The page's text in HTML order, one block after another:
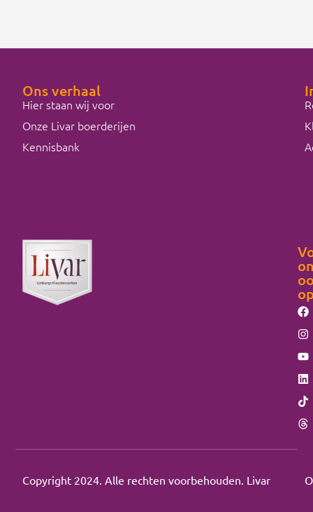
Ons verhaal
Hier staan wij voor
Onze Livar boerderijen
Kennisbank
Copyright 2024. Alle rechten voorbehouden. Livar